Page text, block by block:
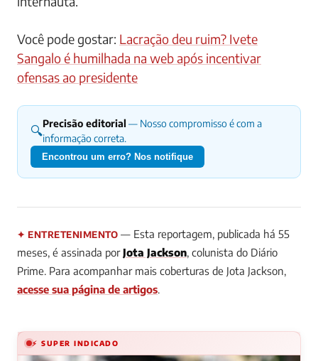
Você pode gostar: Lacração deu ruim? Ivete
Sangalo é humilhada na web após incentivar
ofensas ao presidente
🔍Precisão editorial — Nosso compromisso é com a
informação correta.
Encontrou um erro? Nos notifique
✦ ENTRETENIMENTO — Esta reportagem, publicada há 55
meses, é assinada porJota Jackson, colunista do Diário
Prime. Para acompanhar mais coberturas de Jota Jackson,
acesse sua página de artigos.
⚡ SUPER INDICADO